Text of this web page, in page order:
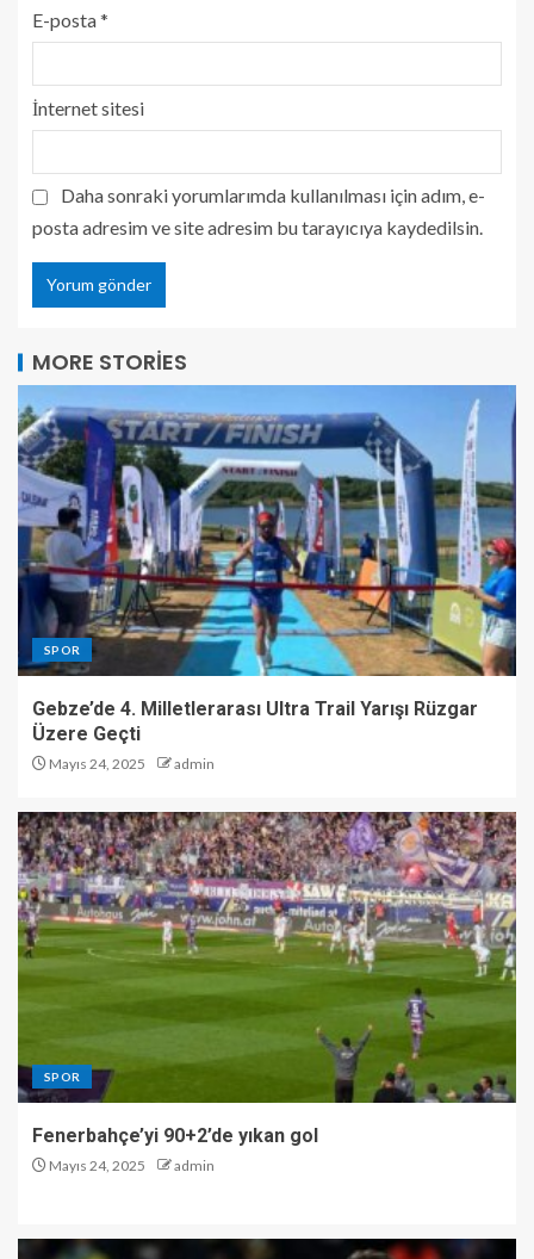
E-posta*
İnternet sitesi
Daha sonraki yorumlarımda kullanılması için adım, e-
posta adresim ve site adresim bu tarayıcıya kaydedilsin.
MORE STORIES
SPOR
Gebze’de 4. Milletlerarası Ultra Trail Yarışı Rüzgar
Üzere Geçti
Mayıs 24, 2025 admin
SPOR
Fenerbahçe’yi 90+2’de yıkan gol
Mayıs 24, 2025 admin